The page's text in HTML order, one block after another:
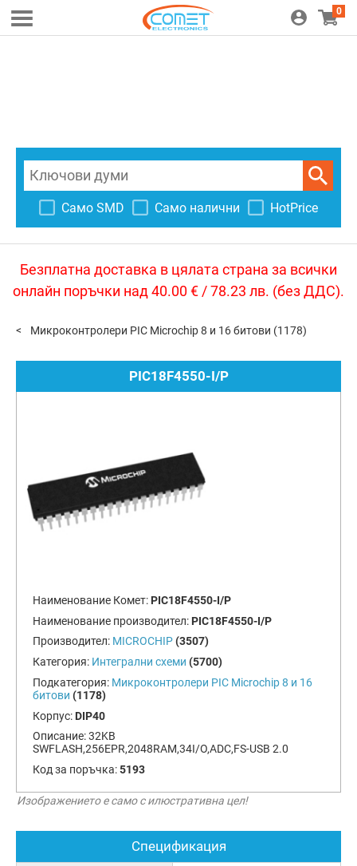
0
Само SMD Само налични HotPrice
Безплатна доставка в цялата страна за всички
онлайн поръчки над 40.00 € / 78.23 лв. (без ДДС).
Микроконтролери PIC Microchip 8 и 16 битови (1178)
PIC18F4550-I/P
Наименование Комет: PIC18F4550-I/P
Наименование производител: PIC18F4550-I/P
Производител: MICROCHIP (3507)
Категория: Интегрални схеми (5700)
Подкатегория: Микроконтролери PIC Microchip 8 и 16
битови (1178)
Корпус: DIP40
Описание:32KB
SWFLASH,256EPR,2048RAM,34I/O,ADC,FS-USB 2.0
Код за поръчка:5193
Изображението е само с илюстративна цел!
Спецификация